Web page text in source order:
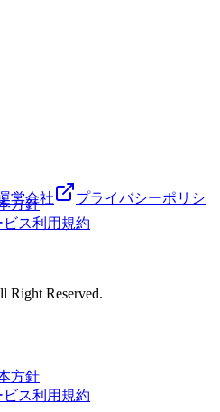
方針
ビス利用規約
Right Reserved.
営会社
プライバシーポリシ
方針
ビス利用規約